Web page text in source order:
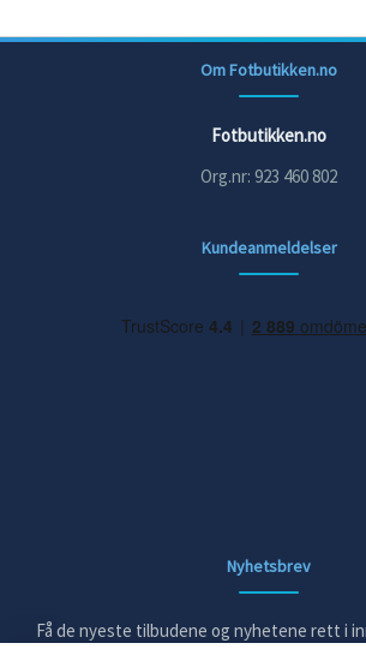
Om Fotbutikken.no
Fotbutikken.no
Org.nr: 923 460 802
Kundeanmeldelser
Nyhetsbrev
Få de nyeste tilbudene og nyhetene rett i